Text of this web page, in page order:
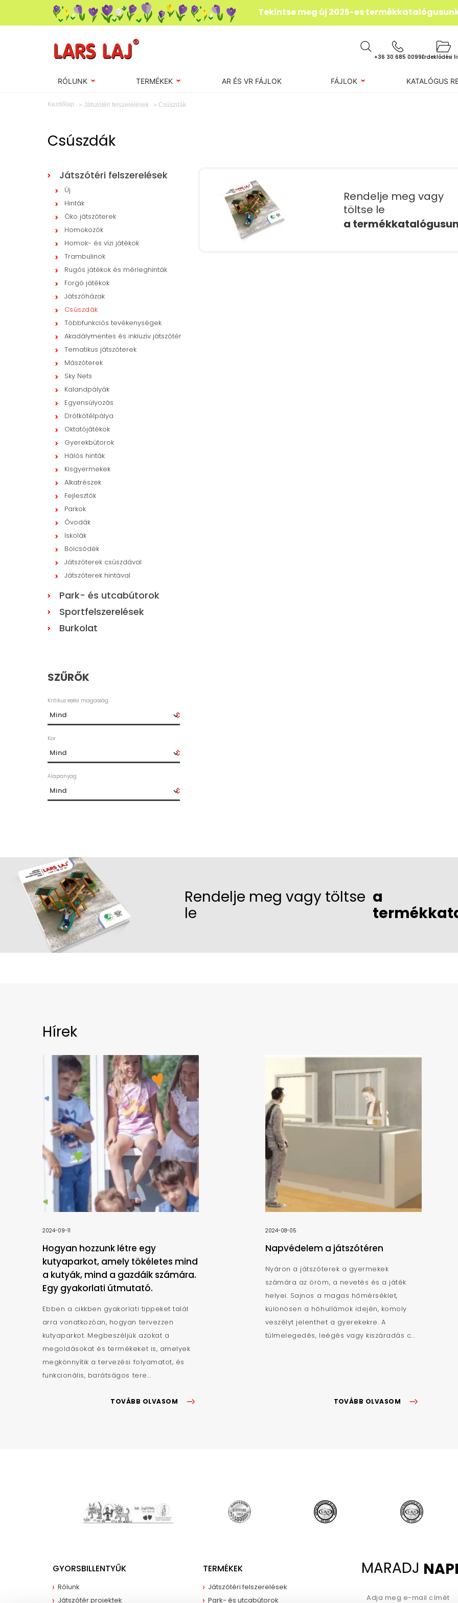
Tekintse meg új 2025-es
+36 30 685 0099Érdeklődési
RÓLUNK TERMÉKEK AR ÉS VR FÁJLOK FÁJLOK KATALÓGUS
Kezdőlap Játszótéri felszerelések Csúszdák
Csúszdák
Játszótéri felszerelések
Új
Hinták
Öko játszóterek
Homokozók
Homok- és vízi játékok
Trambulinok
Rugós játékok és mérleghinták
Forgó játékok
Játszóházak
Csúszdák
Többfunkciós tevékenységek
Akadálymentes és inkluzív játszótér
Tematikus játszóterek
Mászóterek
Sky Nets
Kalandpályák
Egyensúlyozás
Drótkötélpálya
Oktatójátékok
Gyerekbútorok
Hálós hinták
Kisgyermekek
Alkatrészek
Fejlesztők
Parkok
Óvodák
Iskolák
Bölcsődék
Játszóterek csúszdával
Játszóterek hintával
Park- és utcabútorok
Sportfelszerelések
Burkolat
SZŰRŐK
Kritikus esési magasság
Kor
Alapanyag
Rendelje meg vagy
töltse le
a
Rendelje meg vagy töltse
le
a
Hírek
2024-09-11
Hogyan hozzunk létre egy
kutyaparkot, amely tökéletes mind
a kutyák, mind a gazdáik számára.
Egy gyakorlati útmutató.
Ebben a cikkben gyakorlati tippeket talál
arra vonatkozóan, hogyan tervezzen
kutyaparkot. Megbeszéljük azokat a
megoldásokat és termékeket is, amelyek
megkönnyítik a tervezési folyamatot, és
funkcionális, barátságos tere...
TOVÁBB OLVASOM
2024-08-05
Napvédelem a játszótéren
Nyáron a játszóterek a gyermekek
számára az öröm, a nevetés és a játék
helyei. Sajnos a magas hőmérséklet,
különösen a hőhullámok idején, komoly
veszélyt jelenthet a gyerekekre. A
túlmelegedés, leégés vagy kiszáradás c...
TOVÁBB OLVASOM
GYORSBILLENTYŰK
Rólunk
Játszótér projektek
TERMÉKEK
Játszótéri felszerelések
Park- és utcabútorok
MARADJ